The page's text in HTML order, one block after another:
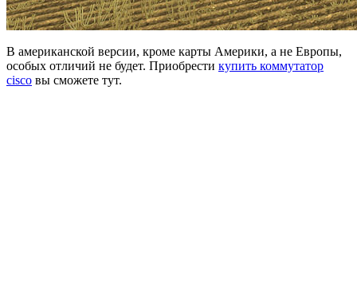
В американской версии, кроме карты Америки, а не Европы,
особых отличий не будет. Приобрести купить коммутатор
cisco вы сможете тут.